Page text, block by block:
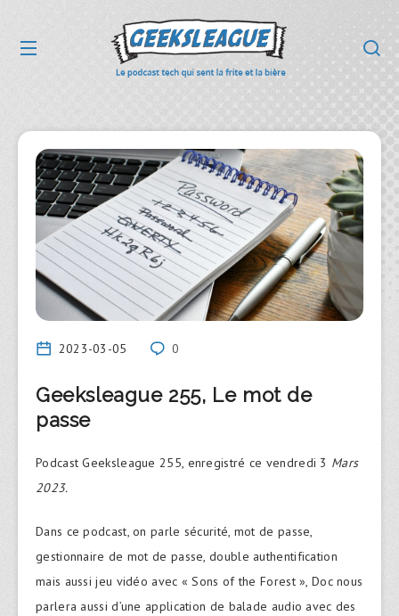
2023-03-05 0
Geeksleague 255, Le mot de
passe
Podcast Geeksleague 255, enregistré ce vendredi 3 Mars
2023.
Dans ce podcast, on parle sécurité, mot de passe,
gestionnaire de mot de passe, double authentification
mais aussi jeu vidéo avec « Sons of the Forest », Doc nous
parlera aussi d’une application de balade audio avec des